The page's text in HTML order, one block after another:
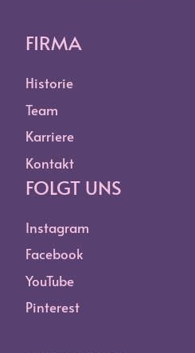
FIRMA
Historie
Team
Karriere
Kontakt
FOLGT UNS
Instagram
Facebook
YouTube
Pinterest